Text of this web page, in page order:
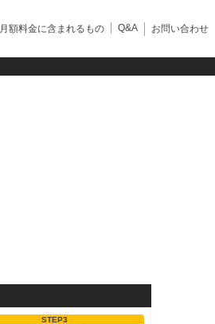
月額料金に含まれるもの Q&A お問い合わせ
STEP3